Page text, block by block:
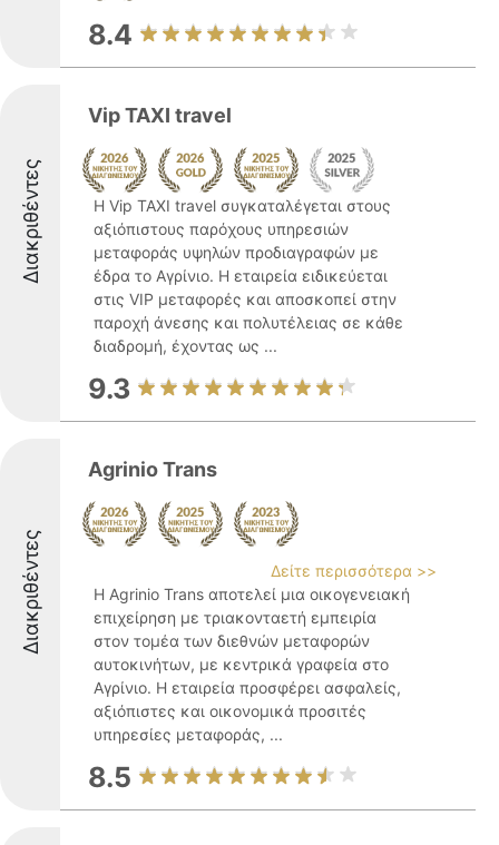
8.4
Διακριθέντες
Vip TAXI travel
Η Vip TAXI travel συγκαταλέγεται στους
αξιόπιστους παρόχους υπηρεσιών
μεταφοράς υψηλών προδιαγραφών με
έδρα το Αγρίνιο. Η εταιρεία ειδικεύεται
στις VIP μεταφορές και αποσκοπεί στην
παροχή άνεσης και πολυτέλειας σε κάθε
διαδρομή, έχοντας ως ...
9.3
Διακριθέντες
Agrinio Trans
Δείτε περισσότερα >>
Η Agrinio Trans αποτελεί μια οικογενειακή
επιχείρηση με τριακονταετή εμπειρία
στον τομέα των διεθνών μεταφορών
αυτοκινήτων, με κεντρικά γραφεία στο
Αγρίνιο. Η εταιρεία προσφέρει ασφαλείς,
αξιόπιστες και οικονομικά προσιτές
υπηρεσίες μεταφοράς, ...
8.5